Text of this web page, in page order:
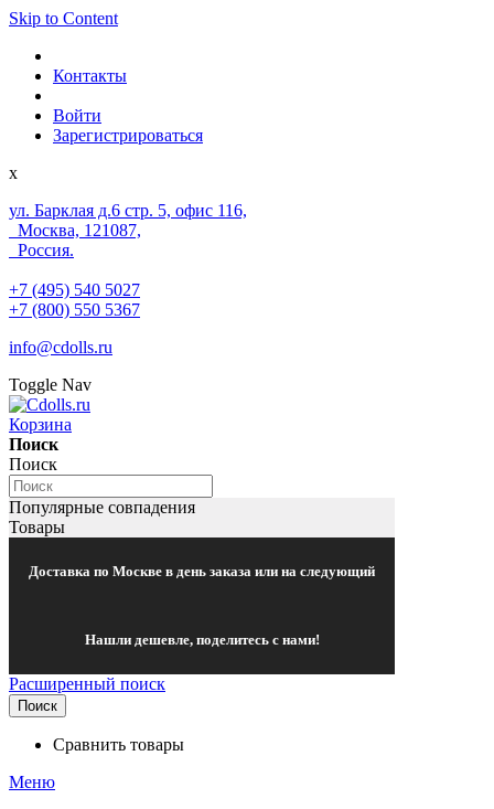
Skip to Content
Контакты
Войти
Зарегистрироваться
x
ул. Барклая д.6 стр. 5, офис 116,
Москва, 121087,
Россия.
+7 (495) 540 5027
+7 (800) 550 5367
info@cdolls.ru
Toggle Nav
Корзина
Поиск
Поиск
Популярные совпадения
Товары
Доставка по Москве в день заказа или на следующий
Нашли дешевле, поделитесь с нами!
Расширенный поиск
Поиск
Сравнить товары
Меню